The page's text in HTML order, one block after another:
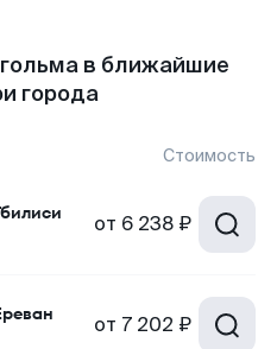
в ближайшие
города
Стоимость
от 6 238 ₽
от 7 202 ₽